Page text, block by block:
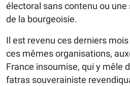
électoral sans contenu ou une
de la bourgeoisie.
Il est revenu ces derniers
ces mêmes organisations,
France insoumise, qui y mêle
fatras souverainiste